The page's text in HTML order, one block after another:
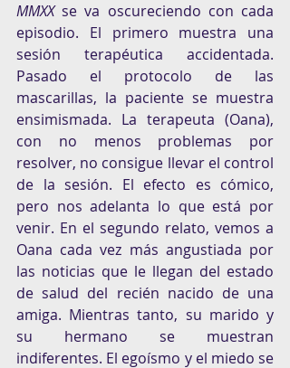
MMXX se va oscureciendo con cada
episodio. El primero muestra una
sesión terapéutica accidentada.
Pasado el protocolo de las
mascarillas, la paciente se muestra
ensimismada. La terapeuta (Oana),
con no menos problemas por
resolver, no consigue llevar el control
de la sesión. El efecto es cómico,
pero nos adelanta lo que está por
venir. En el segundo relato, vemos a
Oana cada vez más angustiada por
las noticias que le llegan del estado
de salud del recién nacido de una
amiga. Mientras tanto, su marido y
su hermano se muestran
indiferentes. El egoísmo y el miedo se